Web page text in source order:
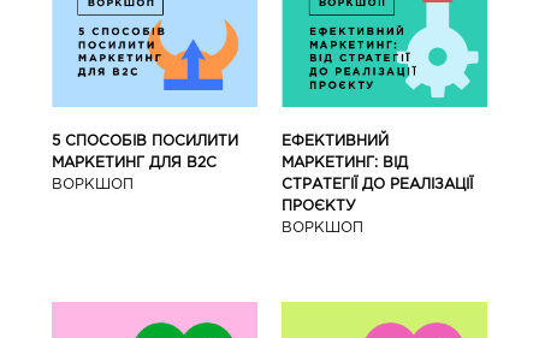
5 СПОСОБІВ ПОСИЛИТИ
МАРКЕТИНГ ДЛЯ В2С
ВОРКШОП
ЕФЕКТИВНИЙ
МАРКЕТИНГ: ВІД
СТРАТЕГІЇ ДО РЕАЛІЗАЦІЇ
ПРОЄКТУ
ВОРКШОП